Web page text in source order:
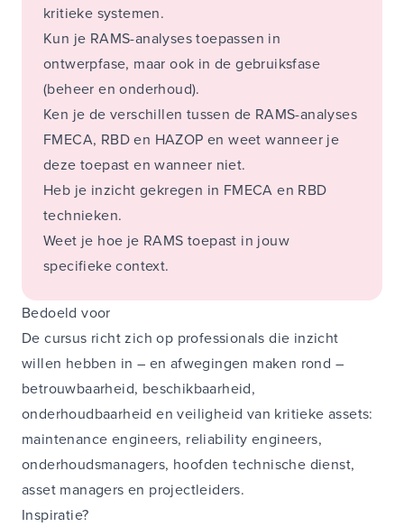
kritieke systemen.
Kun je RAMS-analyses toepassen in
ontwerpfase, maar ook in de gebruiksfase
(beheer en onderhoud).
Ken je de verschillen tussen de RAMS-analyses
FMECA, RBD en HAZOP en weet wanneer je
deze toepast en wanneer niet.
Heb je inzicht gekregen in FMECA en RBD
technieken.
Weet je hoe je RAMS toepast in jouw
specifieke context.
Bedoeld voor
De cursus richt zich op professionals die inzicht
willen hebben in – en afwegingen maken rond –
betrouwbaarheid, beschikbaarheid,
onderhoudbaarheid en veiligheid van kritieke assets:
maintenance engineers, reliability engineers,
onderhoudsmanagers, hoofden technische dienst,
asset managers en projectleiders.
Inspiratie?